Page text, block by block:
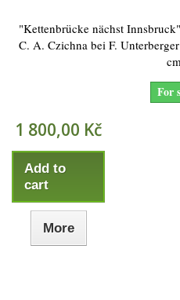
"Kettenbrücke nächst
C. A. Czichna bei F.
For
1 800,00 Kč
Add to
cart
More